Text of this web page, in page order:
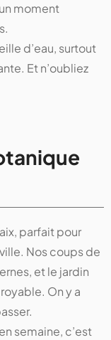
moment
d’eau, surtout
Et n’oubliez
parfait pour
Nos coups de
et le jardin
On y a
semaine, c’est